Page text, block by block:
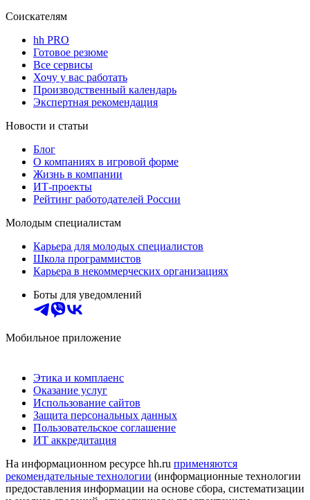
Соискателям
hh PRO
Готовое резюме
Все сервисы
Хочу у вас работать
Производственный календарь
Экспертная рекомендация
Новости и статьи
Блог
О компаниях в игровой форме
Жизнь в компании
ИТ-проекты
Рейтинг работодателей России
Молодым специалистам
Карьера для молодых специалистов
Школа программистов
Карьера в некоммерческих организациях
Боты для уведомлений
Мобильное приложение
Этика и комплаенс
Оказание услуг
Использование сайтов
Защита персональных данных
Пользовательское соглашение
ИТ аккредитация
На информационном ресурсе hh.ru применяются
рекомендательные технологии (информационные технологии
предоставления информации на основе сбора, систематизации